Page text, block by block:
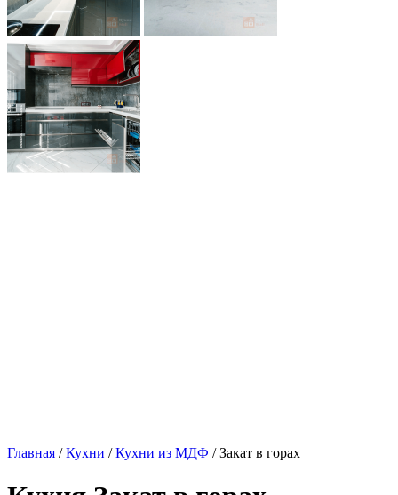
Главная /Кухни /Кухни из МДФ / Закат в горах